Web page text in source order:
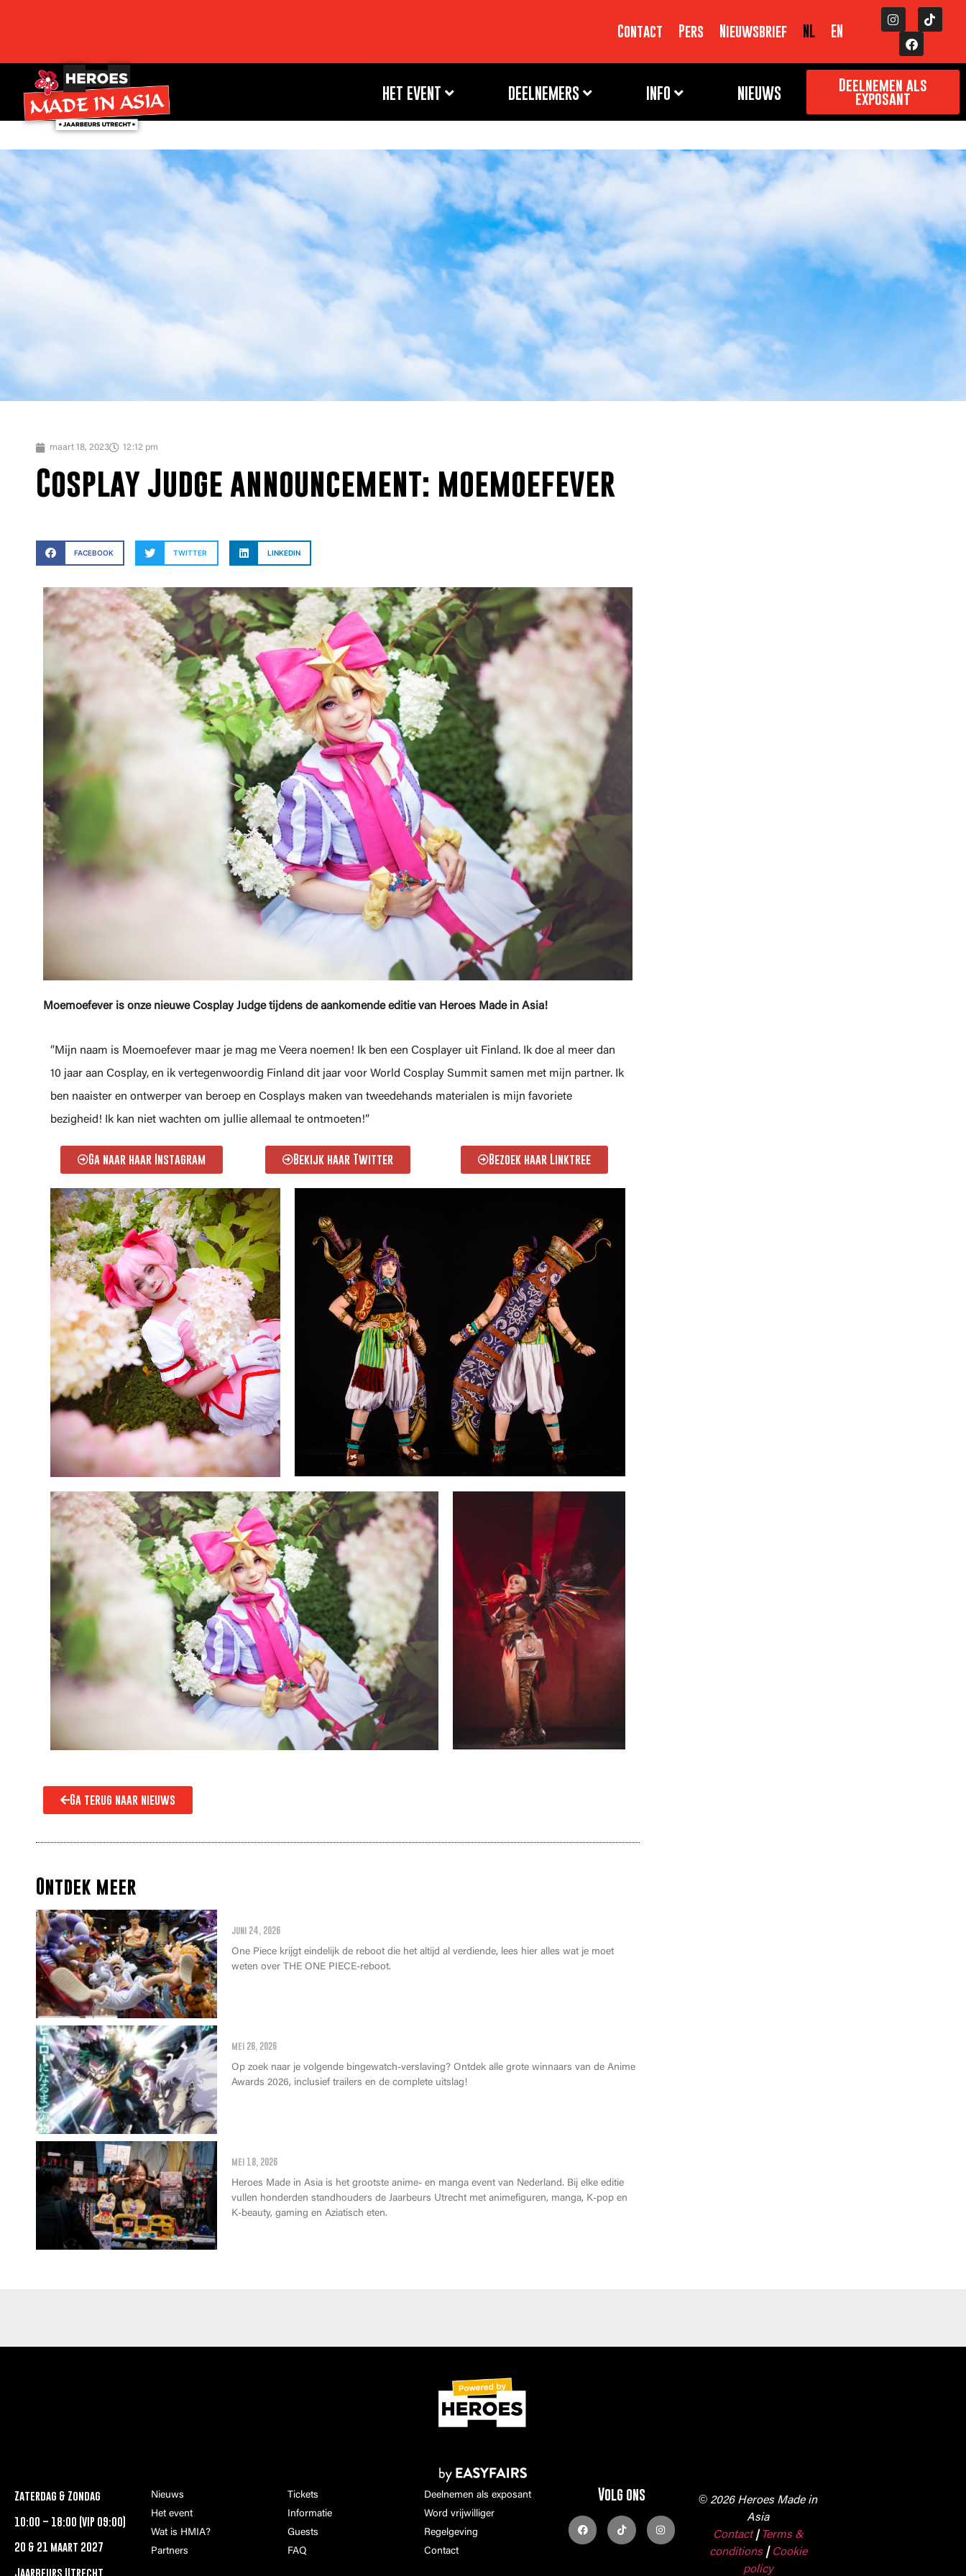
Contact Pers Nieuwsbrief NL EN
HET EVENT DEELNEMERS INFO NIEUWS Deelnemen als
exposant
maart 18, 2023 12:12 pm
Cosplay Judge announcement: moemoefever
FACEBOOK TWITTER LINKEDIN
Moemoefever is onze nieuwe Cosplay Judge tijdens de aankomende editie van Heroes Made in Asia!
”Mijn naam is Moemoefever maar je mag me Veera noemen! Ik ben een Cosplayer uit Finland. Ik doe al meer dan
10 jaar aan Cosplay, en ik vertegenwoordig Finland dit jaar voor World Cosplay Summit samen met mijn partner. Ik
ben naaister en ontwerper van beroep en Cosplays maken van tweedehands materialen is mijn favoriete
bezigheid! Ik kan niet wachten om jullie allemaal te ontmoeten!”
Ga naar haar Instagram Bekijk haar Twitter Bezoek haar Linktree
Ga terug naar nieuws
Ontdek meer
juni 24, 2026
One Piece krijgt eindelijk de reboot die het altijd al verdiende, lees hier alles wat je moet
weten over THE ONE PIECE-reboot.
mei 26, 2026
Op zoek naar je volgende bingewatch-verslaving? Ontdek alle grote winnaars van de Anime
Awards 2026, inclusief trailers en de complete uitslag!
mei 18, 2026
Heroes Made in Asia is het grootste anime- en manga event van Nederland. Bij elke editie
vullen honderden standhouders de Jaarbeurs Utrecht met animefiguren, manga, K-pop en
K-beauty, gaming en Aziatisch eten.
Zaterdag & Zondag
10:00 – 18:00 (VIP 09:00)
20 & 21 maart 2027
Jaarbeurs Utrecht
Nieuws
Het event
Wat is HMIA?
Partners
Tickets
Informatie
Guests
FAQ
Deelnemen als exposant
Word vrijwilliger
Regelgeving
Contact
Volg ons
© 2026 Heroes Made in
Asia
Contact | Terms &
conditions | Cookie
policy